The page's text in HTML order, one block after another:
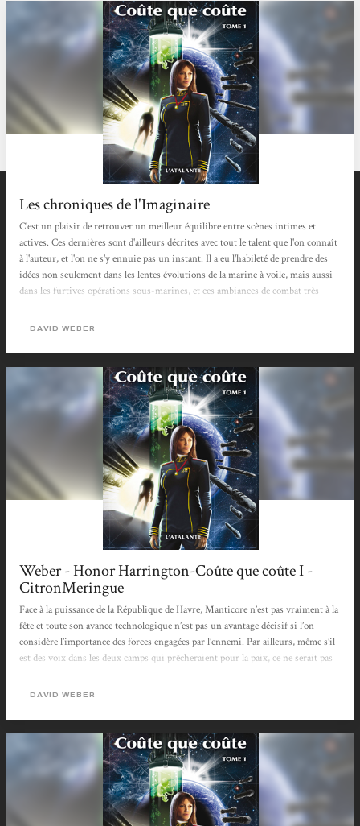
Les chroniques de l'Imaginaire
C'est un plaisir de retrouver un meilleur équilibre entre scènes intimes et
actives. Ces dernières sont d'ailleurs décrites avec tout le talent que l'on connaît
à l'auteur, et l'on ne s'y ennuie pas un instant. Il a eu l'habileté de prendre des
idées non seulement dans les lentes évolutions de la marine à voile, mais aussi
dans les furtives opérations sous-marines, et ces ambiances de combat très
ailleurs, l'évolution des différents personnages, qu'il s'agisse de Honor elle-
DAVID WEBER
Weber - Honor Harrington-Coûte que coûte I -
CitronMeringue
Face à la puissance de la République de Havre, Manticore n’est pas vraiment à la
fête et toute son avance technologique n’est pas un avantage décisif si l’on
considère l’importance des forces engagées par l’ennemi. Par ailleurs, même s’il
est des voix dans les deux camps qui prêcheraient pour la paix, ce ne serait pas
s’employer à ce qu’aucun accord ne soit possible. Après tout, à quoi serviraient
DAVID WEBER